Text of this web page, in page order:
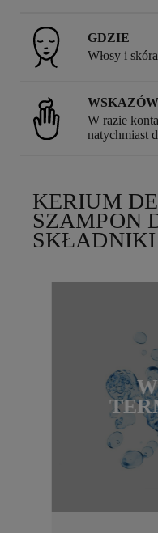
GDZIE
Włosy i
W razie
natychmiast
KERIUM
SZAMPON